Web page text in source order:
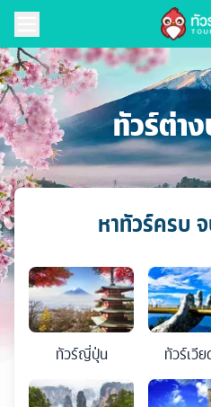
ทัวร์ต่า
หาทัวร์ครบ
ทัวร์ญี่ปุ่น ทัวร์เวี